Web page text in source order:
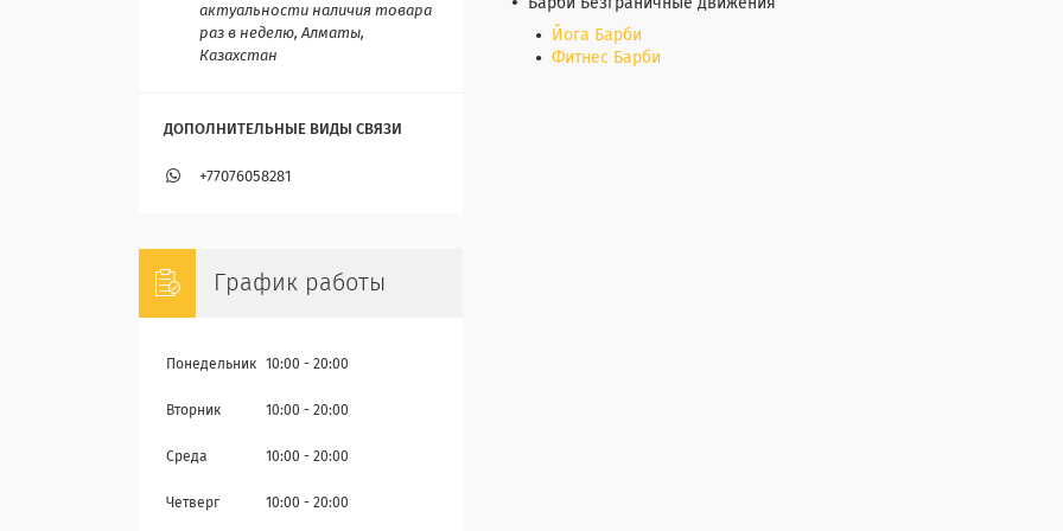
Барби Безграничные движения
Йога Барби
Фитнес Барби
актуальности наличия товара
раз в неделю, Алматы,
Казахстан
+77076058281
График работы
Понедельник 10:00 20:00
Вторник 10:00 20:00
Среда 10:00 20:00
Четверг 10:00 20:00